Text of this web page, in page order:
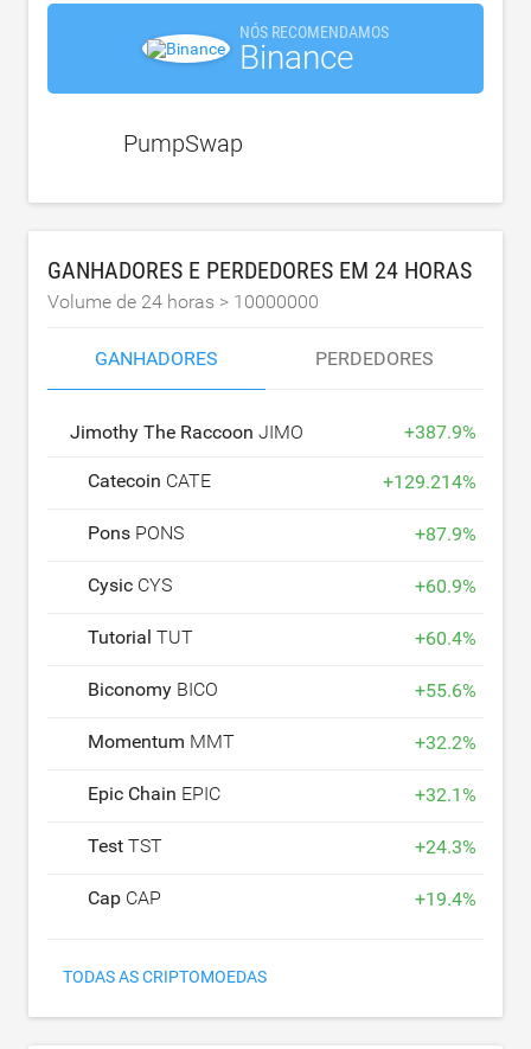
NÓS RECOMENDAMOS
Binance
PumpSwap
GANHADORES E PERDEDORES EM 24 HORAS
Volume de 24 horas > 10000000
GANHADORES PERDEDORES
Jimothy The Raccoon JIMOTHY +387.9%
Catecoin CATE +129.214%
Pons PONS +87.9%
Cysic CYS +60.9%
Tutorial TUT +60.4%
Biconomy BICO +55.6%
Momentum MMT +32.2%
Epic Chain EPIC +32.1%
Test TST +24.3%
Cap CAP +19.4%
TODAS AS CRIPTOMOEDAS